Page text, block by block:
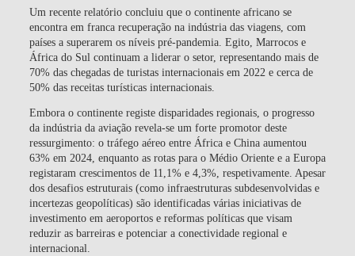
Um recente relatório concluiu que o continente africano se
encontra em franca recuperação na indústria das viagens, com
países a superarem os níveis pré-pandemia. Egito, Marrocos e
África do Sul continuam a liderar o setor, representando mais de
70% das chegadas de turistas internacionais em 2022 e cerca de
50% das receitas turísticas internacionais.
Embora o continente registe disparidades regionais, o progresso
da indústria da aviação revela-se um forte promotor deste
ressurgimento: o tráfego aéreo entre África e China aumentou
63% em 2024, enquanto as rotas para o Médio Oriente e a Europa
registaram crescimentos de 11,1% e 4,3%, respetivamente. Apesar
dos desafios estruturais (como infraestruturas subdesenvolvidas e
incertezas geopolíticas) são identificadas várias iniciativas de
investimento em aeroportos e reformas políticas que visam
reduzir as barreiras e potenciar a conectividade regional e
internacional.